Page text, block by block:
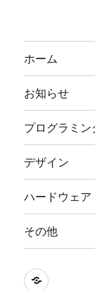
ホーム
お知らせ
プログラミン
デザイン
ハードウェア
その他
nasbi